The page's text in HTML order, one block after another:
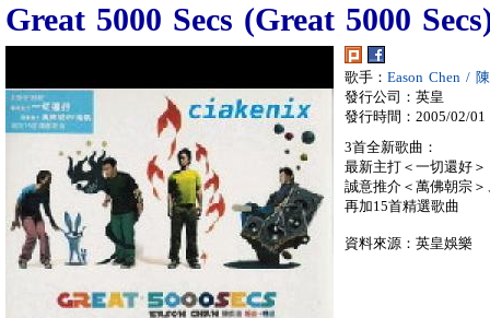
Great 5000 Secs (Great 5000
歌手： Eason Chen /
發行公司：英皇
發行時間：2005/02/01
3首全新歌曲：
最新主打＜一切還好＞
誠意推介＜萬佛朝宗
再加15首精選歌曲
資料來源：英皇娛樂